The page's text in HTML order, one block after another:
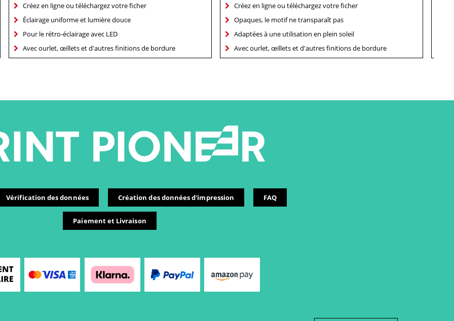
Créez en ligne ou téléchargez votre ficher
Éclairage uniforme et lumière douce
Pour le rétro-éclairage avec LED
Avec ourlet, œillets et d'autres finitions de bordure
Créez en ligne ou téléchargez votre ficher
Opaques, le motif ne transparaît pas
Adaptées à une utilisation en plein soleil
Avec ourlet, œillets et d'autres finitions de bordure
Vérification des données Création des données d'impression FAQ
Paiement et Livraison